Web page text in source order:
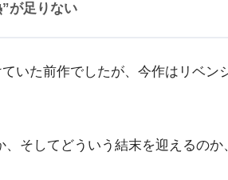
が足りない
いた前作でしたが、今作はリベン
そしてどういう結末を迎えるの